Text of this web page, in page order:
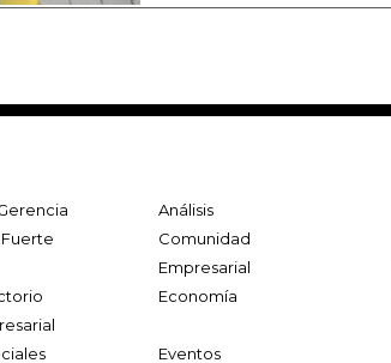
Análisis
Fuerte
Comunidad
Empresarial
Economía
Eventos